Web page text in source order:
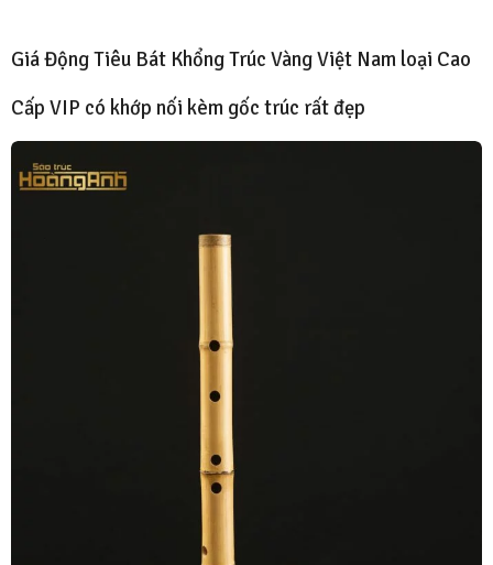
Giá Động Tiêu Bát Khổng Trúc Vàng Việt Nam loại Cao
Cấp VIP có khớp nối kèm gốc trúc rất đẹp